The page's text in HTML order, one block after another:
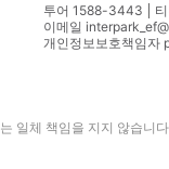
투어 1588-3443
이메일
개인정보보호책임
는 일체 책임을 지지 않습니